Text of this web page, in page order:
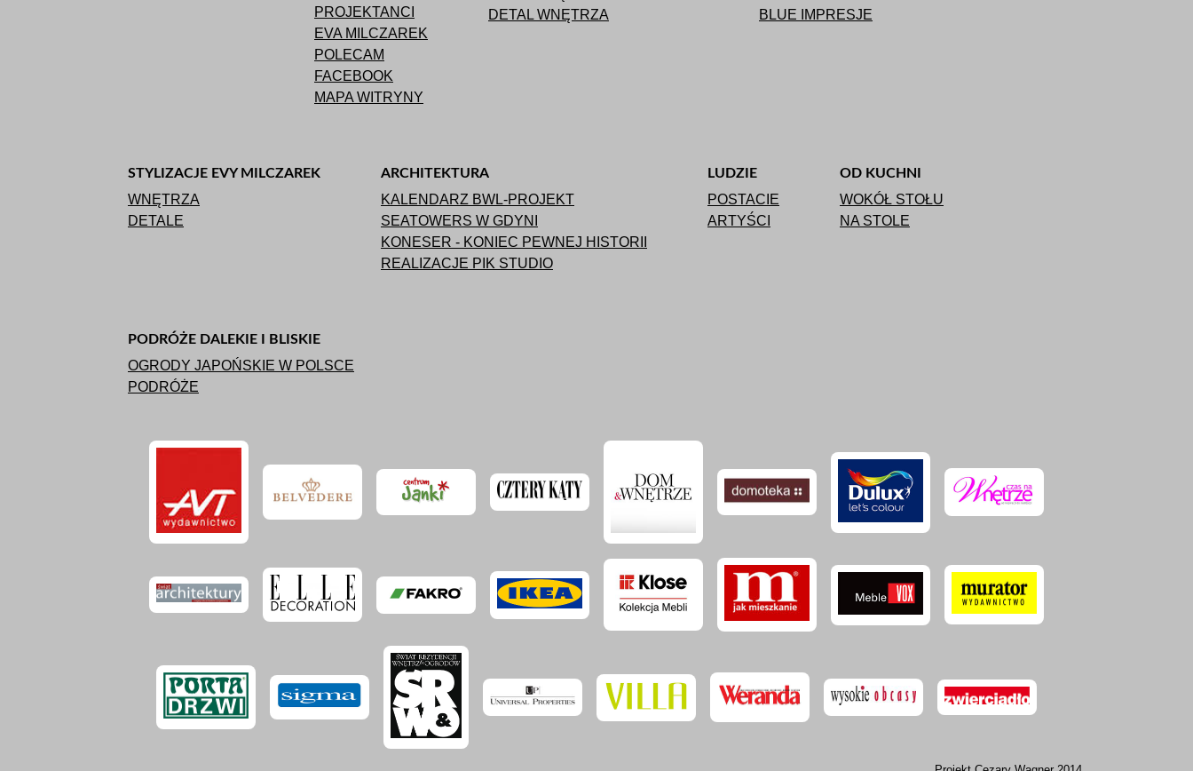
PROJEKTANCI
EVA MILCZAREK
POLECAM
FACEBOOK
MAPA WITRYNY
DETAL WNĘTRZA
BLUE IMPRESJE
STYLIZACJE EVY MILCZAREK
WNĘTRZA
DETALE
ARCHITEKTURA
KALENDARZ BWL-PROJEKT
SEATOWERS W GDYNI
KONESER - KONIEC PEWNEJ HISTORII
REALIZACJE PIK STUDIO
LUDZIE
POSTACIE
ARTYŚCI
OD KUCHNI
WOKÓŁ STOŁU
NA STOLE
PODRÓŻE DALEKIE I BLISKIE
OGRODY JAPOŃSKIE W POLSCE
PODRÓŻE